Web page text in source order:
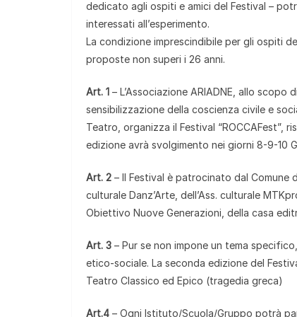
dedicato agli ospiti e amici del Festival –
interessati all’esperimento.
La condizione imprescindibile per gli ospiti
proposte non superi i 26 anni.
Art. 1 – L’Associazione ARIADNE, allo
sensibilizzazione della coscienza civile e
Teatro, organizza il Festival “ROCCAFest”,
edizione avrà svolgimento nei giorni 8-9-10
Art. 2 – Il Festival è patrocinato dal Comune
culturale Danz’Arte, dell’Ass. culturale
Obiettivo Nuove Generazioni, della casa
Art. 3 – Pur se non impone un tema
etico-sociale. La seconda edizione del
Teatro Classico ed Epico (tragedia greca)
Art.4 – Ogni Istituto/Scuola/Gruppo potrà